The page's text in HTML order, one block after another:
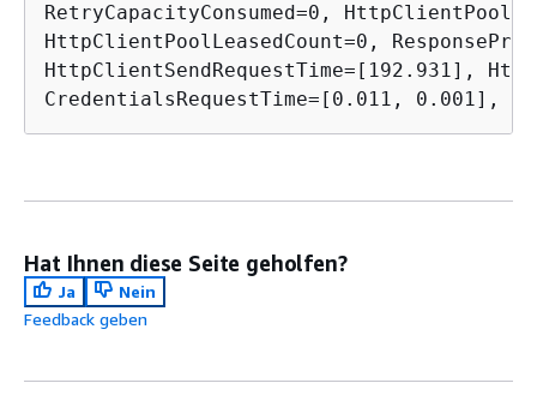
RetryCapacityConsumed=0,
HttpClientPoolLeasedCount=0,
HttpClientSendRequestTime=[192.931],
CredentialsRequestTime=[0.011, 0.001],
Hat Ihnen diese Seite geholfen?
Ja
Nein
Feedback geben